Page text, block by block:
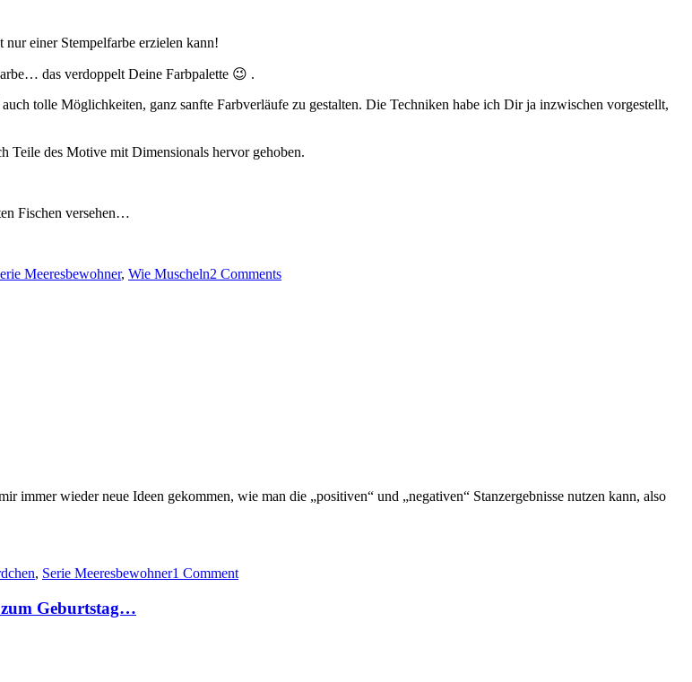
einer Stempelfarbe erzielen kann!
das verdoppelt Deine Farbpalette 😉 .
tolle Möglichkeiten, ganz sanfte Farbverläufe zu gestalten. Die Techniken habe ich Dir ja inzwischen vorgestellt,
Teile des Motive mit Dimensionals hervor gehoben.
Fischen versehen…
Meeresbewohner, Wie Muscheln2 Comments
immer wieder neue Ideen gekommen, wie man die „positiven“ und „negativen“ Stanzergebnisse nutzen kann, also
, Serie Meeresbewohner1 Comment
zum Geburtstag…